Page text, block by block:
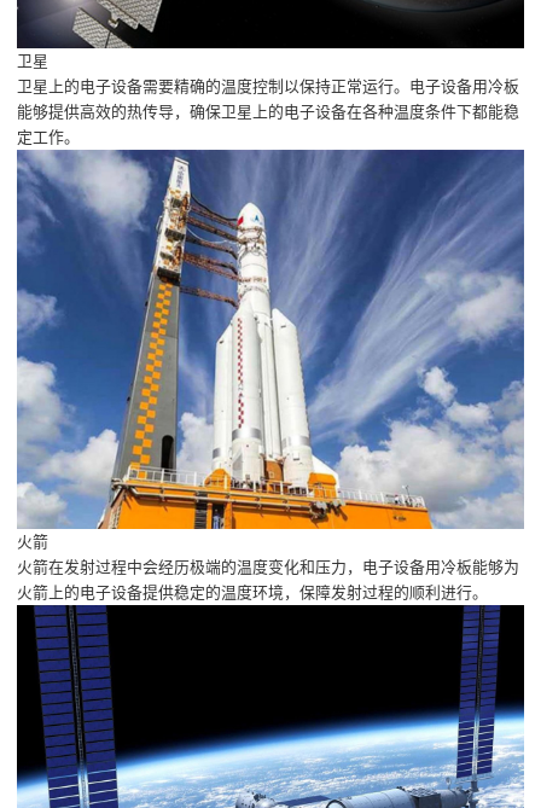
卫星
卫星上的电子设备需要精确的温度控制以保持正常运行。电子设备用冷板
能够提供高效的热传导，确保卫星上的电子设备在各种温度条件下都能稳
定工作。
火箭
火箭在发射过程中会经历极端的温度变化和压力，电子设备用冷板能够为
火箭上的电子设备提供稳定的温度环境，保障发射过程的顺利进行。